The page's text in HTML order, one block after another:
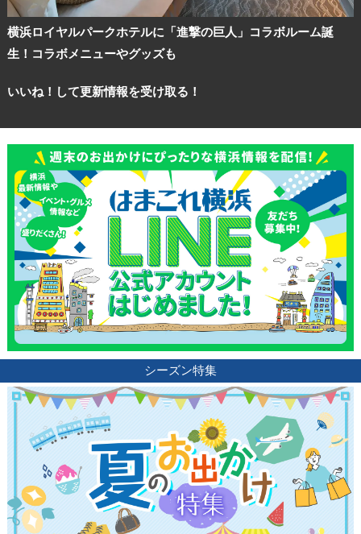
横浜ロイヤルパークホテルに「進撃の巨人」コラボルーム誕
生！コラボメニューやグッズも
いいね！して更新情報を受け取る！
シーズン特集
ランキング
サイトについて